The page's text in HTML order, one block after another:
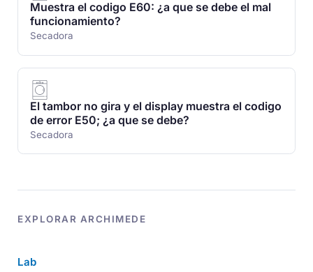
Muestra el codigo E60: ¿a que se debe el mal
funcionamiento?
Secadora
El tambor no gira y el display muestra el codigo
de error E50; ¿a que se debe?
Secadora
EXPLORAR ARCHIMEDE
Lab